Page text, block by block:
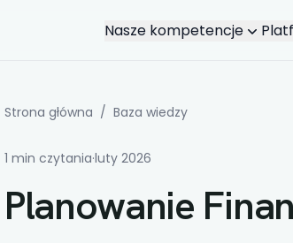
Nasze kompetencje
Strona główna / Baza wiedzy
1 min czytania·luty 2026
Planowanie